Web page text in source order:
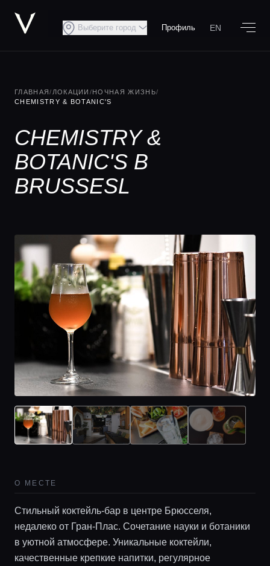
Главная
Гиды
Консьерж сервис
Выберите город Профиль EN
ГЛАВНАЯ/ ЛОКАЦИИ /НОЧНАЯ ЖИЗНЬ/
CHEMISTRY & BOTANIC'S
CHEMISTRY &
BOTANIC'S В
BRUSSESL
О МЕСТЕ
Стильный коктейль-бар в центре Брюсселя,
недалеко от Гран-Плас. Сочетание науки и ботаники
в уютной атмосфере. Уникальные коктейли,
качественные крепкие напитки, регулярное